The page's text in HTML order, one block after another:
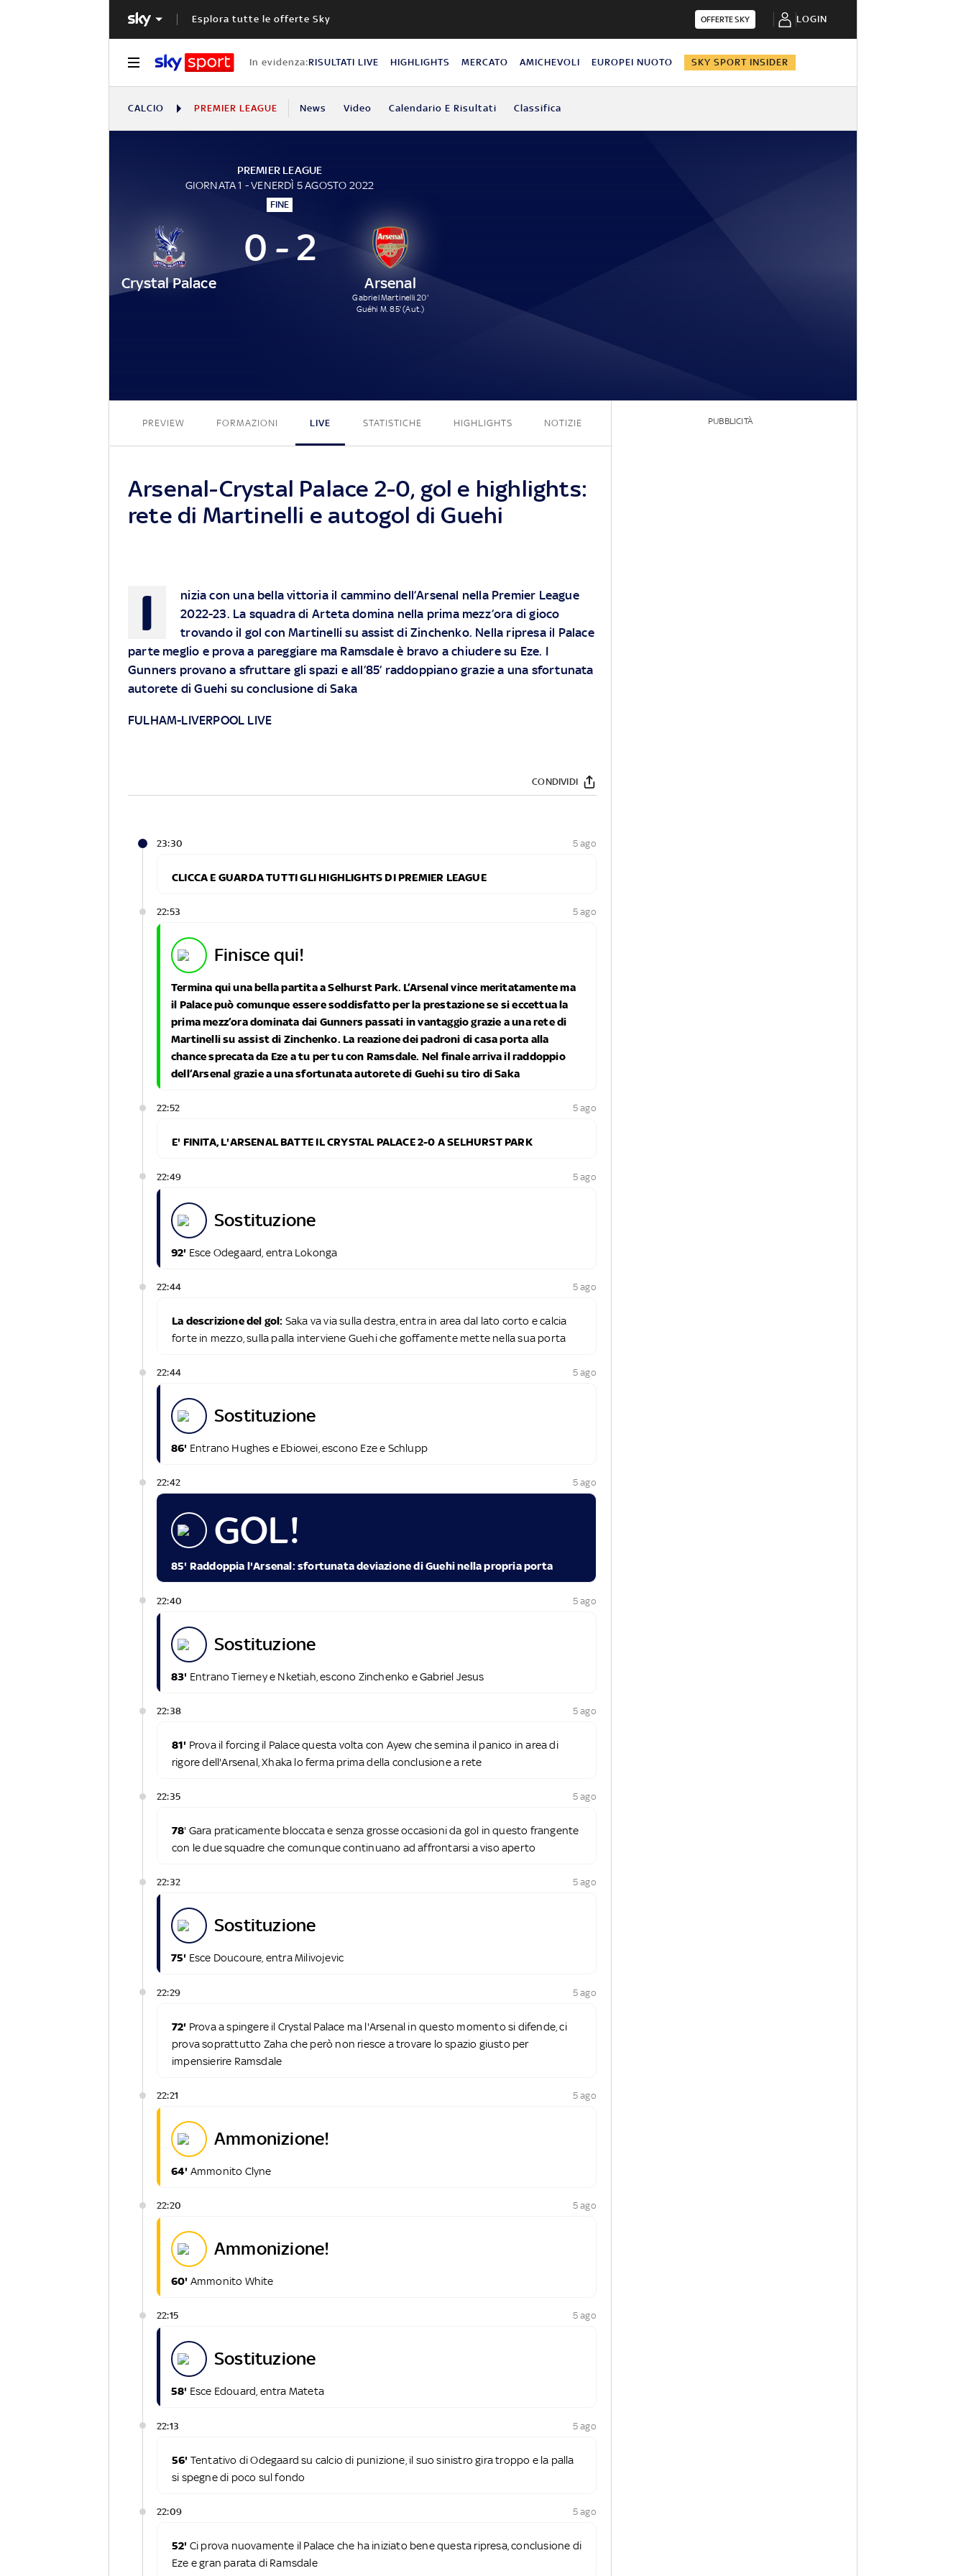
Esplora tutte le offerte Sky OFFERTE SKY LOGIN
In evidenza:RISULTATI LIVE HIGHLIGHTS MERCATO AMICHEVOLI EUROPEI NUOTO SKY SPORT INSIDER
CALCIO PREMIER LEAGUE News Video Calendario E Risultati Classifica
PREMIER LEAGUE
GIORNATA 1 - VENERDÌ 5 AGOSTO 2022
FINE
Crystal Palace
0 - 2
Arsenal
Gabriel Martinelli 20'
Guéhi M. 85' (Aut.)
PREVIEW FORMAZIONI LIVE STATISTICHE HIGHLIGHTS NOTIZIE
Arsenal-Crystal Palace 2-0, gol e highlights:
rete di Martinelli e autogol di Guehi
I
nizia con una bella vittoria il cammino dell’Arsenal nella Premier League
2022-23. La squadra di Arteta domina nella prima mezz’ora di gioco
trovando il gol con Martinelli su assist di Zinchenko. Nella ripresa il Palace
parte meglio e prova a pareggiare ma Ramsdale è bravo a chiudere su Eze. I
Gunners provano a sfruttare gli spazi e all’85’ raddoppiano grazie a una sfortunata
autorete di Guehi su conclusione di Saka
FULHAM-LIVERPOOL LIVE
CONDIVIDI
23:30 5 ago
CLICCA E GUARDA TUTTI GLI HIGHLIGHTS DI PREMIER LEAGUE
22:53 5 ago
finisce qui!
Termina qui una bella partita a Selhurst Park. L’Arsenal vince meritatamente ma
il Palace può comunque essere soddisfatto per la prestazione se si eccettua la
prima mezz’ora dominata dai Gunners passati in vantaggio grazie a una rete di
Martinelli su assist di Zinchenko. La reazione dei padroni di casa porta alla
chance sprecata da Eze a tu per tu con Ramsdale. Nel finale arriva il raddoppio
dell’Arsenal grazie a una sfortunata autorete di Guehi su tiro di Saka
22:52 5 ago
E' FINITA, L'ARSENAL BATTE IL CRYSTAL PALACE 2-0 A SELHURST PARK
22:49 5 ago
sostituzione
92' Esce Odegaard, entra Lokonga
22:44 5 ago
La descrizione del gol: Saka va via sulla destra, entra in area dal lato corto e calcia
forte in mezzo, sulla palla interviene Guehi che goffamente mette nella sua porta
22:44 5 ago
sostituzione
86' Entrano Hughes e Ebiowei, escono Eze e Schlupp
22:42 5 ago
GOL!
85' Raddoppia l'Arsenal: sfortunata deviazione di Guehi nella propria porta
22:40 5 ago
sostituzione
83' Entrano Tierney e Nketiah, escono Zinchenko e Gabriel Jesus
22:38 5 ago
81' Prova il forcing il Palace questa volta con Ayew che semina il panico in area di
rigore dell'Arsenal, Xhaka lo ferma prima della conclusione a rete
22:35 5 ago
78' Gara praticamente bloccata e senza grosse occasioni da gol in questo frangente
con le due squadre che comunque continuano ad affrontarsi a viso aperto
22:32 5 ago
sostituzione
75' Esce Doucoure, entra Milivojevic
22:29 5 ago
72' Prova a spingere il Crystal Palace ma l'Arsenal in questo momento si difende, ci
prova soprattutto Zaha che però non riesce a trovare lo spazio giusto per
impensierire Ramsdale
22:21 5 ago
ammonizione!
64' Ammonito Clyne
22:20 5 ago
ammonizione!
60' Ammonito White
22:15 5 ago
sostituzione
58' Esce Edouard, entra Mateta
22:13 5 ago
56' Tentativo di Odegaard su calcio di punizione, il suo sinistro gira troppo e la palla
si spegne di poco sul fondo
22:09 5 ago
52' Ci prova nuovamente il Palace che ha iniziato bene questa ripresa, conclusione di
Eze e gran parata di Ramsdale
PUBBLICITÀ